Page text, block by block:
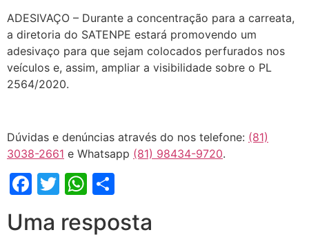
ADESIVAÇO – Durante a concentração para a carreata,
a diretoria do SATENPE estará promovendo um
adesivaço para que sejam colocados perfurados nos
veículos e, assim, ampliar a visibilidade sobre o PL
2564/2020.
Dúvidas e denúncias através do nos telefone: (81)
3038-2661 e Whatsapp (81) 98434-9720.
Facebook
TwitterWhatsApp
Uma resposta